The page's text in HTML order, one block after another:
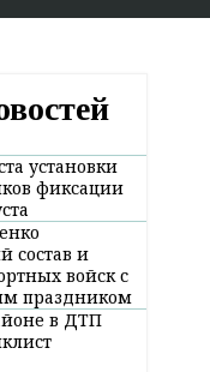
установки
фиксации
состав и
войск с
праздником
в ДТП